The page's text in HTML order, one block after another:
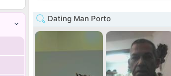
Dating Man Porto